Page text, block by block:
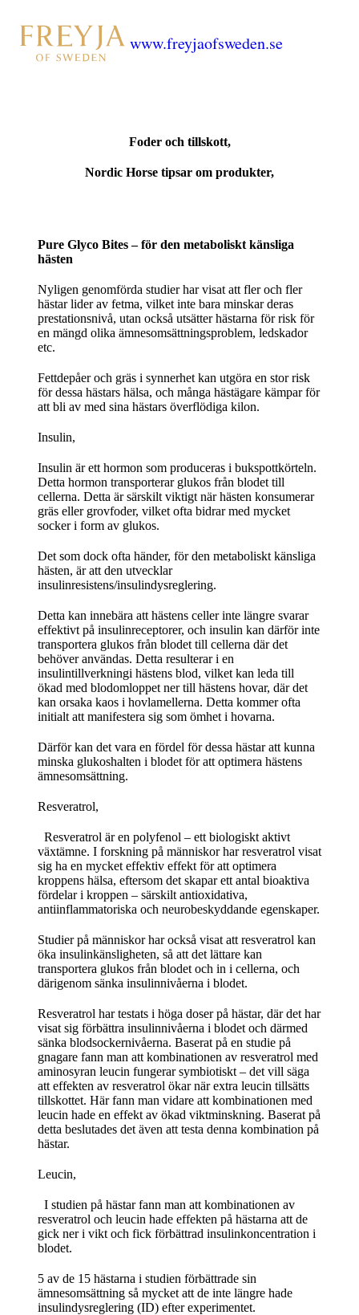
www.freyjaofsweden.se
Foder och tillskott,
Nordic Horse tipsar om produkter,
Pure Glyco Bites – för den metaboliskt känsliga
hästen
Nyligen genomförda studier har visat att fler och fler
hästar lider av fetma, vilket inte bara minskar deras
prestationsnivå, utan också utsätter hästarna för risk för
en mängd olika ämnesomsättningsproblem, ledskador
etc.
Fettdepåer och gräs i synnerhet kan utgöra en stor risk
för dessa hästars hälsa, och många hästägare kämpar för
att bli av med sina hästars överflödiga kilon.
Insulin,
Insulin är ett hormon som produceras i bukspottkörteln.
Detta hormon transporterar glukos från blodet till
cellerna. Detta är särskilt viktigt när hästen konsumerar
gräs eller grovfoder, vilket ofta bidrar med mycket
socker i form av glukos.
Det som dock ofta händer, för den metaboliskt känsliga
hästen, är att den utvecklar
insulinresistens/insulindysreglering.
Detta kan innebära att hästens celler inte längre svarar
effektivt på insulinreceptorer, och insulin kan därför inte
transportera glukos från blodet till cellerna där det
behöver användas. Detta resulterar i en
insulintillverkningi hästens blod, vilket kan leda till
ökad med blodomloppet ner till hästens hovar, där det
kan orsaka kaos i hovlamellerna. Detta kommer ofta
initialt att manifestera sig som ömhet i hovarna.
Därför kan det vara en fördel för dessa hästar att kunna
minska glukoshalten i blodet för att optimera hästens
ämnesomsättning.
Resveratrol,
Resveratrol är en polyfenol – ett biologiskt aktivt
växtämne. I forskning på människor har resveratrol visat
sig ha en mycket effektiv effekt för att optimera
kroppens hälsa, eftersom det skapar ett antal bioaktiva
fördelar i kroppen – särskilt antioxidativa,
antiinflammatoriska och neurobeskyddande egenskaper.
Studier på människor har också visat att resveratrol kan
öka insulinkänsligheten, så att det lättare kan
transportera glukos från blodet och in i cellerna, och
därigenom sänka insulinnivåerna i blodet.
Resveratrol har testats i höga doser på hästar, där det har
visat sig förbättra insulinnivåerna i blodet och därmed
sänka blodsockernivåerna. Baserat på en studie på
gnagare fann man att kombinationen av resveratrol med
aminosyran leucin fungerar symbiotiskt – det vill säga
att effekten av resveratrol ökar när extra leucin tillsätts
tillskottet. Här fann man vidare att kombinationen med
leucin hade en effekt av ökad viktminskning. Baserat på
detta beslutades det även att testa denna kombination på
hästar.
Leucin,
I studien på hästar fann man att kombinationen av
resveratrol och leucin hade effekten på hästarna att de
gick ner i vikt och fick förbättrad insulinkoncentration i
blodet.
5 av de 15 hästarna i studien förbättrade sin
ämnesomsättning så mycket att de inte längre hade
insulindysreglering (ID) efter experimentet.